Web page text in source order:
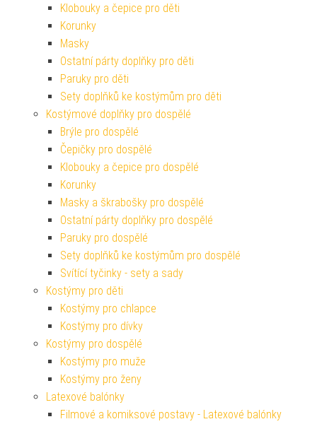
Klobouky a čepice pro děti
Korunky
Masky
Ostatní párty doplňky pro děti
Paruky pro děti
Sety doplňků ke kostýmům pro děti
Kostýmové doplňky pro dospělé
Brýle pro dospělé
Čepičky pro dospělé
Klobouky a čepice pro dospělé
Korunky
Masky a škrabošky pro dospělé
Ostatní párty doplňky pro dospělé
Paruky pro dospělé
Sety doplňků ke kostýmům pro dospělé
Svítící tyčinky - sety a sady
Kostýmy pro děti
Kostýmy pro chlapce
Kostýmy pro dívky
Kostýmy pro dospělé
Kostýmy pro muže
Kostýmy pro ženy
Latexové balónky
Filmové a komiksové postavy - Latexové balónky